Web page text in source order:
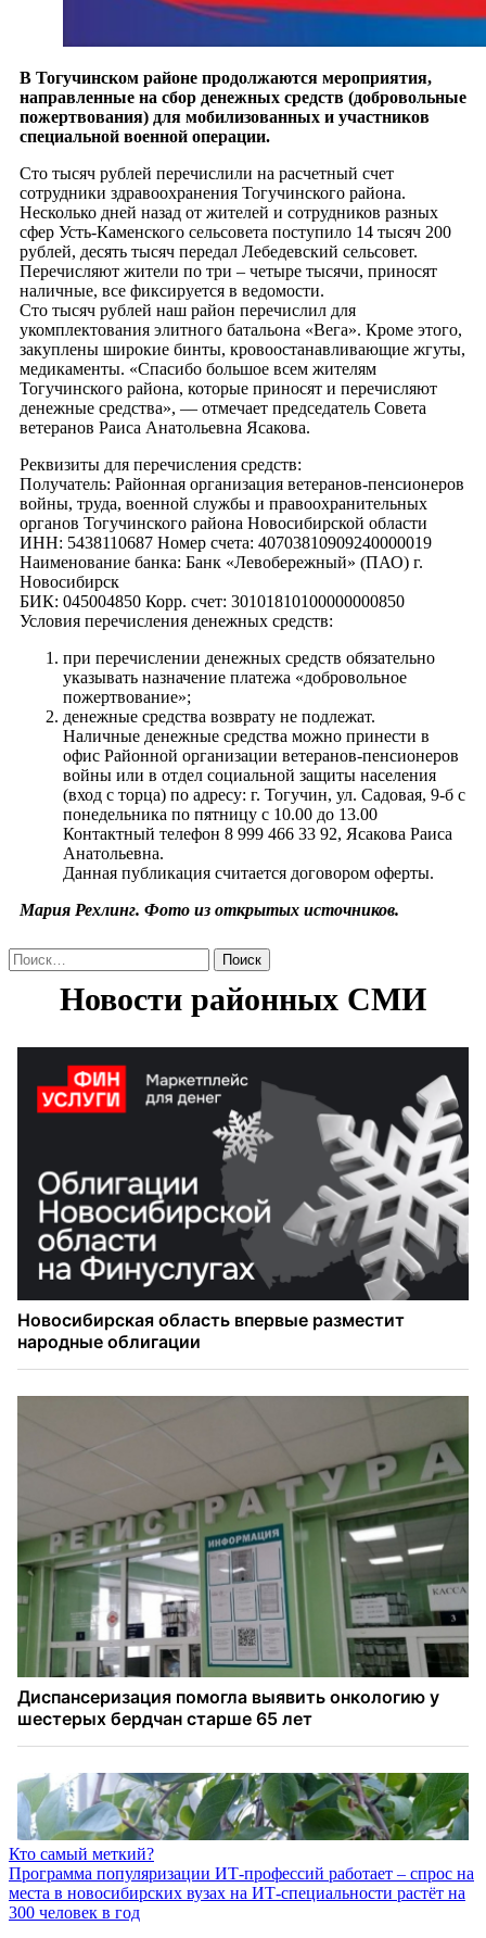
В Тогучинском районе продолжаются мероприятия,
направленные на сбор денежных средств (добровольные
пожертвования) для мобилизованных и участников
специальной военной операции.
Сто тысяч рублей перечислили на расчетный счет
сотрудники здравоохранения Тогучинского района.
Несколько дней назад от жителей и сотрудников разных
сфер Усть-Каменского сельсовета поступило 14 тысяч 200
рублей, десять тысяч передал Лебедевский сельсовет.
Перечисляют жители по три – четыре тысячи, приносят
наличные, все фиксируется в ведомости.
Сто тысяч рублей наш район перечислил для
укомплектования элитного батальона «Вега». Кроме этого,
закуплены широкие бинты, кровоостанавливающие жгуты,
медикаменты. «Спасибо большое всем жителям
Тогучинского района, которые приносят и перечисляют
денежные средства», — отмечает председатель Совета
ветеранов Раиса Анатольевна Ясакова.
Реквизиты для перечисления средств:
Получатель: Районная организация ветеранов-пенсионеров
войны, труда, военной службы и правоохранительных
органов Тогучинского района Новосибирской области
ИНН: 5438110687 Номер счета: 40703810909240000019
Наименование банка: Банк «Левобережный» (ПАО) г.
Новосибирск
БИК: 045004850 Корр. счет: 30101810100000000850
Условия перечисления денежных средств:
при перечислении денежных средств обязательно
указывать назначение платежа «добровольное
пожертвование»;
денежные средства возврату не подлежат.
Наличные денежные средства можно принести в
офис Районной организации ветеранов-пенсионеров
войны или в отдел социальной защиты населения
(вход с торца) по адресу: г. Тогучин, ул. Садовая, 9-б с
понедельника по пятницу с 10.00 до 13.00
Контактный телефон 8 999 466 33 92, Ясакова Раиса
Анатольевна.
Данная публикация считается договором оферты.
Мария Рехлинг. Фото из открытых источников.
Найти:
Навигация
по
записям
Кто самый меткий?
Программа популяризации ИТ-профессий работает – спрос на
места в новосибирских вузах на ИТ-специальности растёт на
300 человек в год